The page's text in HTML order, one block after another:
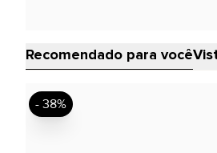
Recomendado para você
- 38%